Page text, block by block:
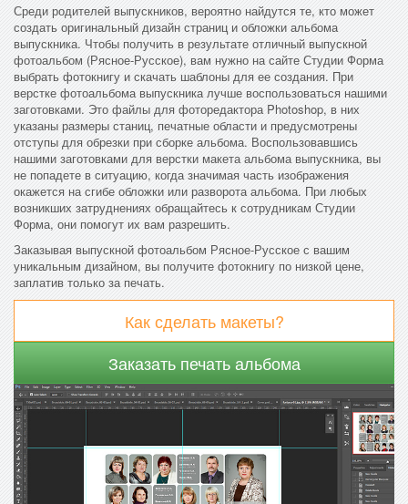
Среди родителей выпускников, вероятно найдутся те, кто может
создать оригинальный дизайн страниц и обложки альбома
выпускника. Чтобы получить в результате отличный выпускной
фотоальбом (Рясное-Русское), вам нужно на сайте Студии Форма
выбрать фотокнигу и скачать шаблоны для ее создания. При
верстке фотоальбома выпускника лучше воспользоваться нашими
заготовками. Это файлы для фоторедактора Photoshop, в них
указаны размеры станиц, печатные области и предусмотрены
отступы для обрезки при сборке альбома. Воспользовавшись
нашими заготовками для верстки макета альбома выпускника, вы
не попадете в ситуацию, когда значимая часть изображения
окажется на сгибе обложки или разворота альбома. При любых
возникших затруднениях обращайтесь к сотрудникам Студии
Форма, они помогут их вам разрешить.
Заказывая выпускной фотоальбом Рясное-Русское с вашим
уникальным дизайном, вы получите фотокнигу по низкой цене,
заплатив только за печать.
Как сделать макеты?
Заказать печать альбома